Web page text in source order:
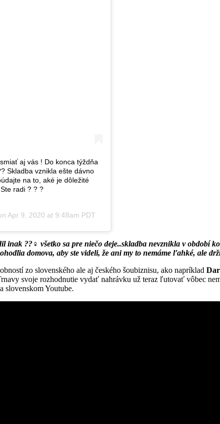
aj vás ! Do konca týždňa
Skladba vznikla ešte dávno
na to, aké je dôležité
radi ? ? ?
Apr 9, 2020 at 9:48am PDT
??‍♀️ všetko sa pre niečo deje..skladba nevznikla v období
domova, aby ste videli, že ani my to nemáme ľahké, ale
zo slovenského ale aj českého šoubiznisu, ako napríklad
svoje rozhodnutie vydať nahrávku už teraz ľutovať vôbec
slovenskom Youtube.